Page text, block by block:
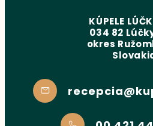
KÚPELE
034 82
okres